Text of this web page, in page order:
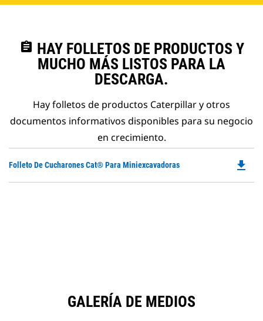
assignment HAY FOLLETOS DE PRODUCTOS Y
MUCHO MÁS LISTOS PARA LA
DESCARGA.
Hay folletos de productos Caterpillar y otros
documentos informativos disponibles para su negocio
en crecimiento.
Folleto De Cucharones Cat® Para Miniexcavadoras file_download
GALERÍA DE MEDIOS